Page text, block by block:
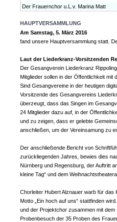
Der Frauernchor u.L.v. Marina Matt
HAUPTVERSAMMLUNG
Am Samstag, 5. März 2016
fand unsere Hauptversammlung statt.
Laut der Liederkranz-Vorsitzenden
Der Gesangverein Liederkranz
Mitglieder sollen in der Öffentlichkeit mit
Sind Gesangvereine in der heutigen
Vorsitzende des Gesangvereins
überzeugt, dass das Singen im
24 Mitglieder dazu auf, in der
und zu zeigen, dass er gelebte
anschließen, um der Vereinsamung zu
Der anschließende Bericht von
zurückliegenden Jahres, bewies dies
Nürnberg und Regensburg, der Auftritt
kleine Tag“ und dem
Chorleiter Hubert Alznauer warb für das
Motto „Ein hoch auf uns“ stattfinden
und der Projektchor zusammen mit
Probenbesuch der 35 Proben des